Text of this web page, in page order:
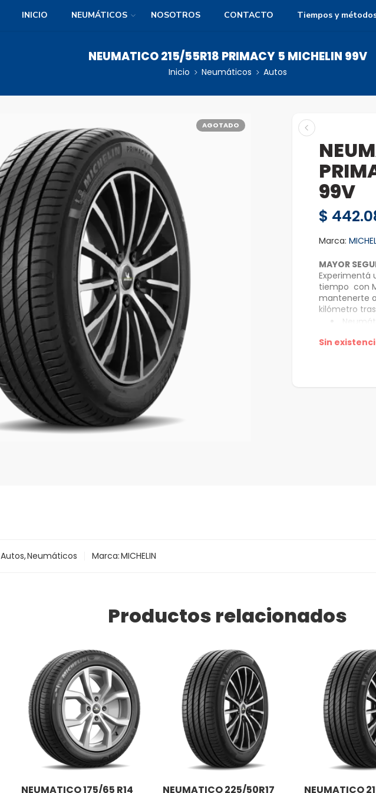
INICIO NEUMÁTICOS NOSOTROS CONTACTO Tiempos y
NEUMATICO 215/55R18 PRIMACY 5 MICHELIN 99V
Inicio Neumáticos Autos
AGOTADO
99V
$
Marca:
MAYOR
Experimentá
tiempo con
mantenerte
kilómetro
Sin
Autos,Neumáticos Marca:MICHELIN
Productos relacionados
NEUMATICO 175/65 R14 NEUMATICO 225/50R17 NEUMATICO